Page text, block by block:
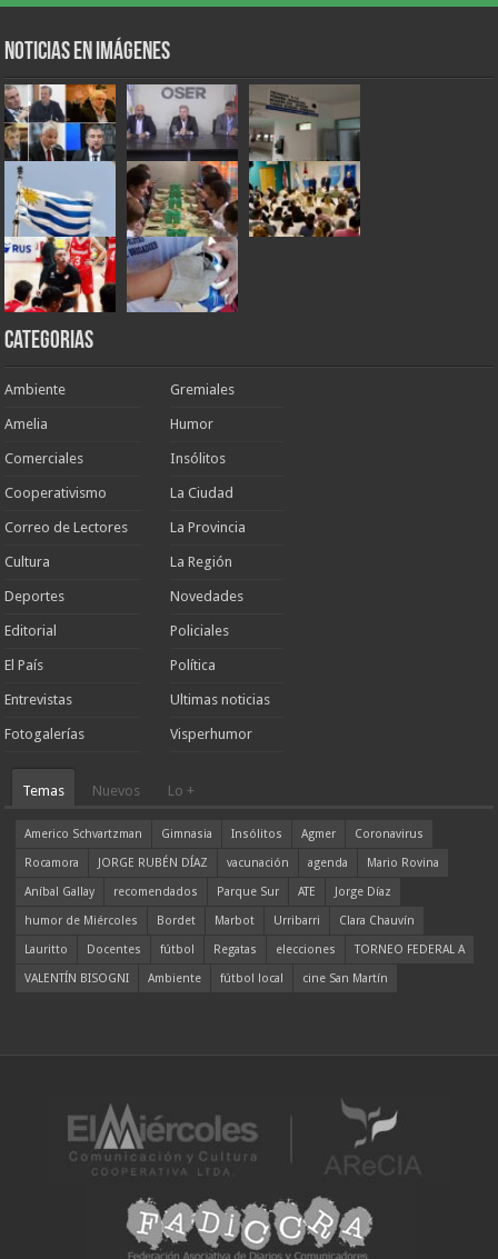
Noticias en Imágenes
Categorias
Ambiente
Amelia
Comerciales
Cooperativismo
Correo de Lectores
Cultura
Deportes
Editorial
El País
Entrevistas
Fotogalerías
Gremiales
Humor
Insólitos
La Ciudad
La Provincia
La Región
Novedades
Policiales
Política
Ultimas noticias
Visperhumor
Temas Nuevos Lo +
Americo Schvartzman Gimnasia Insólitos Agmer
Coronavirus
Rocamora
JORGE RUBÉN DÍAZ vacunación agenda
Mario Rovina
Aníbal Gallay
recomendados Parque Sur ATE
Jorge Díaz
humor de Miércoles
Bordet Marbot Urribarri
Clara Chauvín
Lauritto
Docentes fútbol Regatas elecciones
TORNEO FEDERAL A
VALENTÍN BISOGNI
Ambiente fútbol local cine San Martín